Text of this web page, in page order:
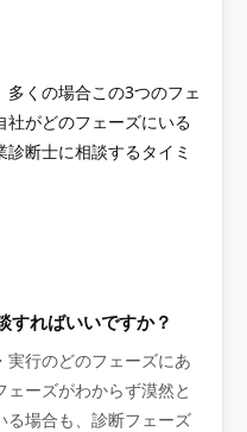
くの場合この3つのフェ
社がどのフェーズにいる
断士に相談するタイミ
すればいいですか？
実行のどのフェーズにあ
ーズがわからず漠然と
る場合も、診断フェーズ